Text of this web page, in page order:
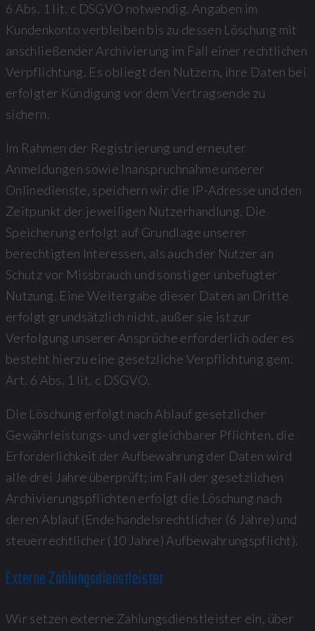
6 Abs. 1 lit. c DSGVO notwendig. Angaben im
Kundenkonto verbleiben bis zu dessen Löschung mit
anschließender Archivierung im Fall einer rechtlichen
Verpflichtung. Es obliegt den Nutzern, ihre Daten bei
erfolgter Kündigung vor dem Vertragsende zu
sichern.
Im Rahmen der Registrierung und erneuter
Anmeldungen sowie Inanspruchnahme unserer
Onlinedienste, speichern wir die IP-Adresse und den
Zeitpunkt der jeweiligen Nutzerhandlung. Die
Speicherung erfolgt auf Grundlage unserer
berechtigten Interessen, als auch der Nutzer an
Schutz vor Missbrauch und sonstiger unbefugter
Nutzung. Eine Weitergabe dieser Daten an Dritte
erfolgt grundsätzlich nicht, außer sie ist zur
Verfolgung unserer Ansprüche erforderlich oder es
besteht hierzu eine gesetzliche Verpflichtung gem.
Art. 6 Abs. 1 lit. c DSGVO.
Die Löschung erfolgt nach Ablauf gesetzlicher
Gewährleistungs- und vergleichbarer Pflichten, die
Erforderlichkeit der Aufbewahrung der Daten wird
alle drei Jahre überprüft; im Fall der gesetzlichen
Archivierungspflichten erfolgt die Löschung nach
deren Ablauf (Ende handelsrechtlicher (6 Jahre) und
steuerrechtlicher (10 Jahre) Aufbewahrungspflicht).
Externe Zahlungsdienstleister
Wir setzen externe Zahlungsdienstleister ein, über